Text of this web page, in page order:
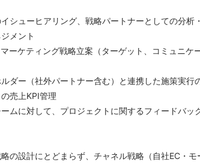
イシューヒアリング、戦略パートナーとしての分析
メント
ーケティング戦略立案（ターゲット、コミュニケ
ルダー（社外パートナー含む）と連携した施策実行
売上KPI管理
ームに対して、プロジェクトに関するフィードバッ
の設計にとどまらず、チャネル戦略（自社EC・モ